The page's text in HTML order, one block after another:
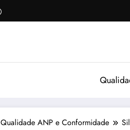
Qualidade ANP e Conformidade